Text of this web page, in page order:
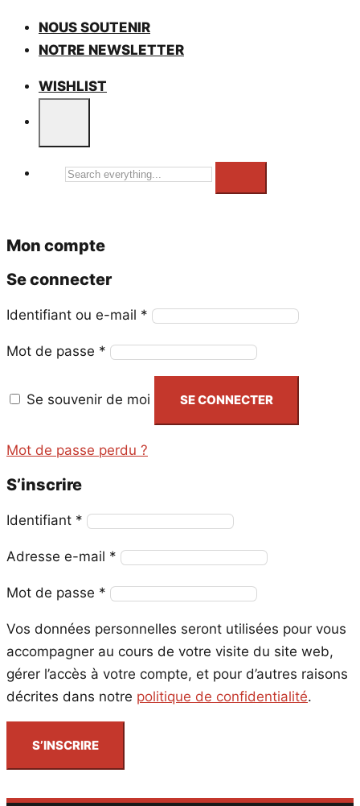
NOUS SOUTENIR
NOTRE NEWSLETTER
WISHLIST
Search
Mon compte
Se connecter
Identifiant ou e-mail * Obligatoire
Mot de passe * Obligatoire
Se souvenir de moi SE CONNECTER
Mot de passe perdu ?
S’inscrire
Identifiant * Obligatoire
Adresse e-mail * Obligatoire
Mot de passe * Obligatoire
Vos données personnelles seront utilisées pour vous
accompagner au cours de votre visite du site web,
gérer l’accès à votre compte, et pour d’autres raisons
décrites dans notre politique de confidentialité.
S’INSCRIRE